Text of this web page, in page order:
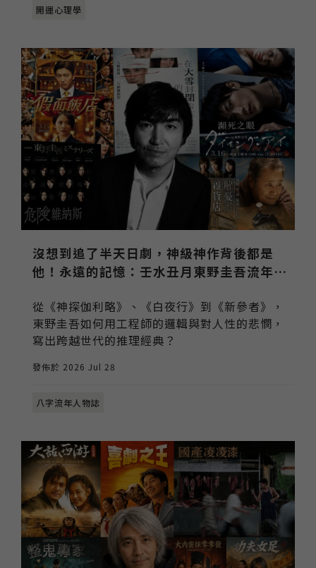
開運心理學
沒想到追了半天日劇，神級神作背後都是
他！永遠的記憶：壬水丑月東野圭吾流年命
從《神探伽利略》、《白夜行》到《新參者》，
東野圭吾如何用工程師的邏輯與對人性的悲憫，
寫出跨越世代的推理經典？
發佈於 2026 Jul 28
八字流年人物誌